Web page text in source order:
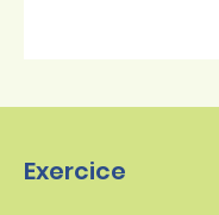
Exercice